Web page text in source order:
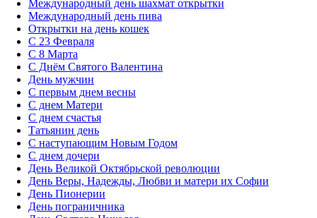
Международный день шахмат открытки
Международный день пива
Открытки на день кошек
С 23 Февраля
С 8 Марта
С Днём Святого Валентина
День мужчин
С первым днем весны
С днем Матери
C днем счастья
Татьянин день
C наступающим Новым Годом
C днем дочери
День Великой Октябрьской революции
День Веры, Надежды, Любви и матери их Софии
День Пионерии
День пограничника